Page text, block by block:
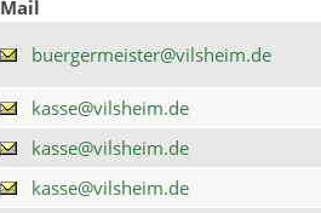
Mail
buergermeister@vilsheim.de
kasse@vilsheim.de
kasse@vilsheim.de
kasse@vilsheim.de